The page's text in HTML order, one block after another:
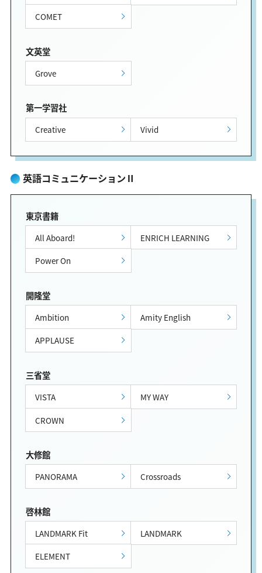
COMET
文英堂
Grove
第一学習社
Creative Vivid
英語コミュニケーションⅡ
東京書籍
All Aboard!
ENRICH LEARNING
Power On
開隆堂
Ambition
Amity English
APPLAUSE
三省堂
VISTA
MY WAY
CROWN
大修館
PANORAMA Crossroads
啓林館
LANDMARK Fit
LANDMARK
ELEMENT